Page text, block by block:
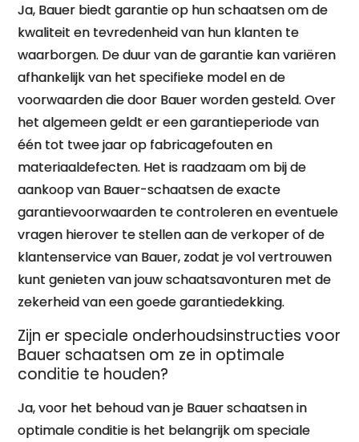
Ja, Bauer biedt garantie op hun schaatsen om de
kwaliteit en tevredenheid van hun klanten te
waarborgen. De duur van de garantie kan variëren
afhankelijk van het specifieke model en de
voorwaarden die door Bauer worden gesteld. Over
het algemeen geldt er een garantieperiode van
één tot twee jaar op fabricagefouten en
materiaaldefecten. Het is raadzaam om bij de
aankoop van Bauer-schaatsen de exacte
garantievoorwaarden te controleren en eventuele
vragen hierover te stellen aan de verkoper of de
klantenservice van Bauer, zodat je vol vertrouwen
kunt genieten van jouw schaatsavonturen met de
zekerheid van een goede garantiedekking.
Zijn er speciale onderhoudsinstructies voor
Bauer schaatsen om ze in optimale
conditie te houden?
Ja, voor het behoud van je Bauer schaatsen in
optimale conditie is het belangrijk om speciale